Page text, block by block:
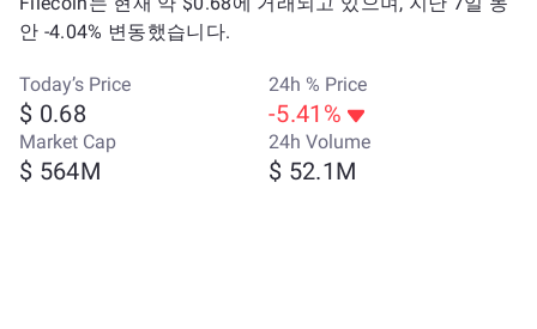
안 -4.04% 변동했습니다.
Today’s Price
$ 0.68
24h % Price
-5.41%
Market Cap
$ 564M
24h Volume
$ 52.1M